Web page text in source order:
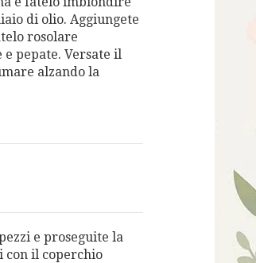
di olio. Aggiungete
rosolare
pepate. Versate il
alzando la
e proseguite la
con il coperchio